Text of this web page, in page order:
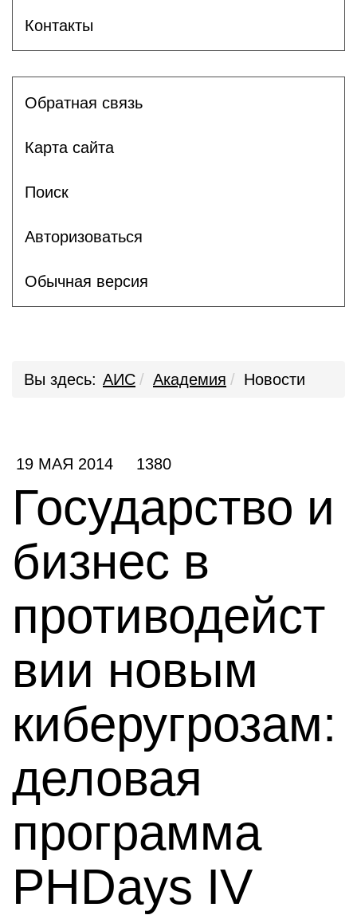
Контакты
Обратная связь
Карта сайта
Поиск
Авторизоваться
Обычная версия
Вы здесь: АИС Академия Новости
19 МАЯ 2014 1380
Государство и
бизнес в
противодейст
вии новым
киберугрозам:
деловая
программа
PHDays IV